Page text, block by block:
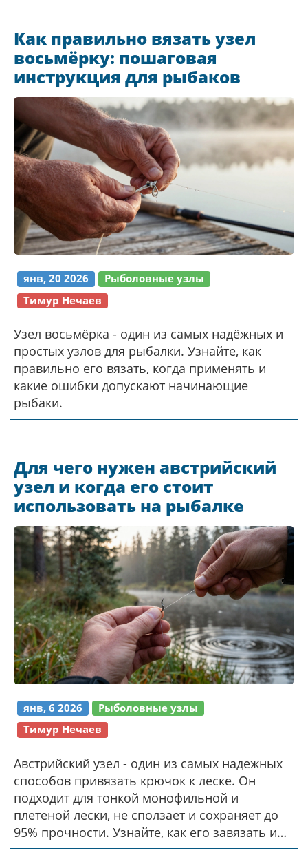
Как правильно вязать узел
восьмёрку: пошаговая
инструкция для рыбаков
янв, 20 2026
Рыболовные узлы
Тимур Нечаев
Узел восьмёрка - один из самых надёжных и
простых узлов для рыбалки. Узнайте, как
правильно его вязать, когда применять и
какие ошибки допускают начинающие
рыбаки.
Для чего нужен австрийский
узел и когда его стоит
использовать на рыбалке
янв, 6 2026
Рыболовные узлы
Тимур Нечаев
Австрийский узел - один из самых надежных
способов привязать крючок к леске. Он
подходит для тонкой монофильной и
плетеной лески, не сползает и сохраняет до
95% прочности. Узнайте, как его завязать и
когда использовать.